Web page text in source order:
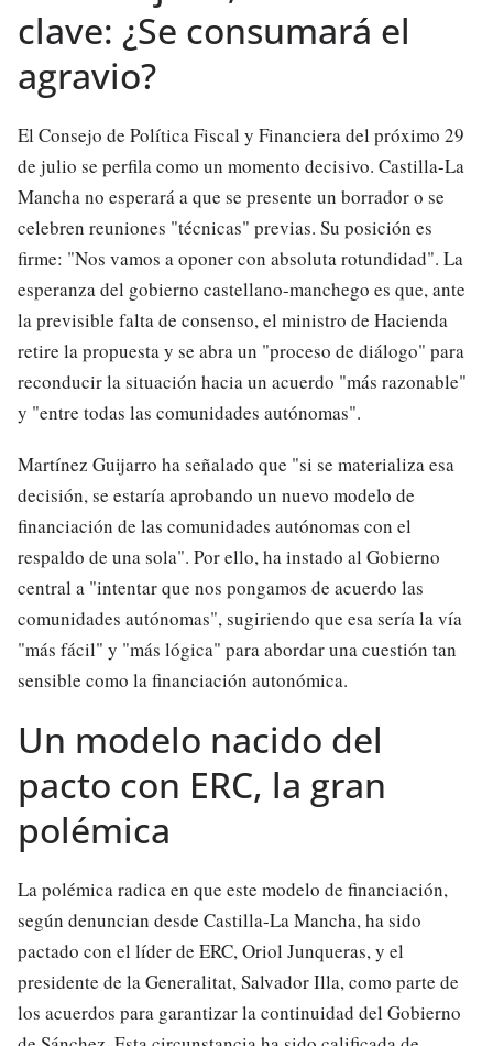
clave: ¿Se consumará el
agravio?
El Consejo de Política Fiscal y Financiera del próximo 29
de julio se perfila como un momento decisivo. Castilla-La
Mancha no esperará a que se presente un borrador o se
celebren reuniones "técnicas" previas. Su posición es
firme: "Nos vamos a oponer con absoluta rotundidad". La
esperanza del gobierno castellano-manchego es que, ante
la previsible falta de consenso, el ministro de Hacienda
retire la propuesta y se abra un "proceso de diálogo" para
reconducir la situación hacia un acuerdo "más razonable"
y "entre todas las comunidades autónomas".
Martínez Guijarro ha señalado que "si se materializa esa
decisión, se estaría aprobando un nuevo modelo de
financiación de las comunidades autónomas con el
respaldo de una sola". Por ello, ha instado al Gobierno
central a "intentar que nos pongamos de acuerdo las
comunidades autónomas", sugiriendo que esa sería la vía
"más fácil" y "más lógica" para abordar una cuestión tan
sensible como la financiación autonómica.
Un modelo nacido del
pacto con ERC, la gran
polémica
La polémica radica en que este modelo de financiación,
según denuncian desde Castilla-La Mancha, ha sido
pactado con el líder de ERC, Oriol Junqueras, y el
presidente de la Generalitat, Salvador Illa, como parte de
los acuerdos para garantizar la continuidad del Gobierno